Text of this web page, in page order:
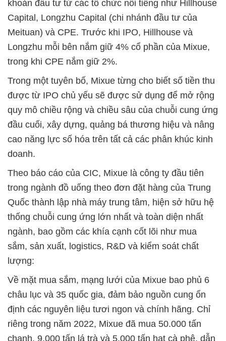
khoản đầu tư từ các tổ chức nổi tiếng như Hillhouse
Capital, Longzhu Capital (chi nhánh đầu tư của
Meituan) và CPE. Trước khi IPO, Hillhouse và
Longzhu mỗi bên nắm giữ 4% cổ phần của Mixue,
trong khi CPE nắm giữ 2%.
Trong một tuyên bố, Mixue từng cho biết số tiền thu
được từ IPO chủ yếu sẽ được sử dụng để mở rộng
quy mô chiều rộng và chiều sâu của chuỗi cung ứng
đầu cuối, xây dựng, quảng bá thương hiệu và nâng
cao năng lực số hóa trên tất cả các phân khúc kinh
doanh.
Theo báo cáo của CIC, Mixue là công ty đầu tiên
trong ngành đồ uống theo đơn đặt hàng của Trung
Quốc thành lập nhà máy trung tâm, hiện sở hữu hệ
thống chuỗi cung ứng lớn nhất và toàn diện nhất
ngành, bao gồm các khía cạnh cốt lõi như mua
sắm, sản xuất, logistics, R&D và kiểm soát chất
lượng:
Về mặt mua sắm, mạng lưới của Mixue bao phủ 6
châu lục và 35 quốc gia, đảm bảo nguồn cung ổn
định các nguyên liệu tươi ngon và chính hãng. Chỉ
riêng trong năm 2022, Mixue đã mua 50.000 tấn
chanh, 9.000 tấn lá trà và 5.000 tấn hạt cà phê, dẫn